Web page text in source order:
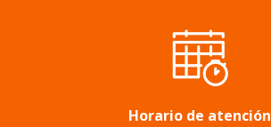
Horario de atención